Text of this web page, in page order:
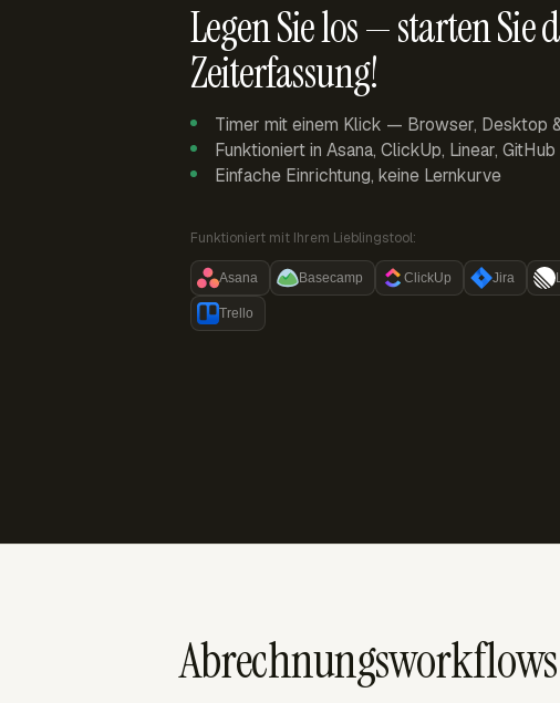
Legen Sie los — starten Sie
Zeiterfassung!
Timer mit einem Klick — Browser, Desktop
Funktioniert in Asana, ClickUp, Linear,
Einfache Einrichtung, keine Lernkurve
Funktioniert mit Ihrem Lieblingstool:
Asana Basecamp ClickUp Jira
Trello